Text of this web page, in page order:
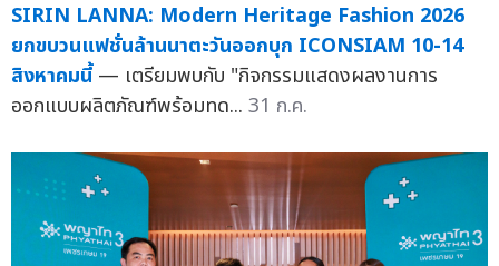
SIRIN LANNA: Modern Heritage Fashion 2026
ยกขบวนแฟชั่นล้านนาตะวันออกบุก ICONSIAM 10-14
สิงหาคมนี้ — เตรียมพบกับ "กิจกรรมแสดงผลงานการ
ออกแบบผลิตภัณฑ์พร้อมทด... 31 ก.ค.